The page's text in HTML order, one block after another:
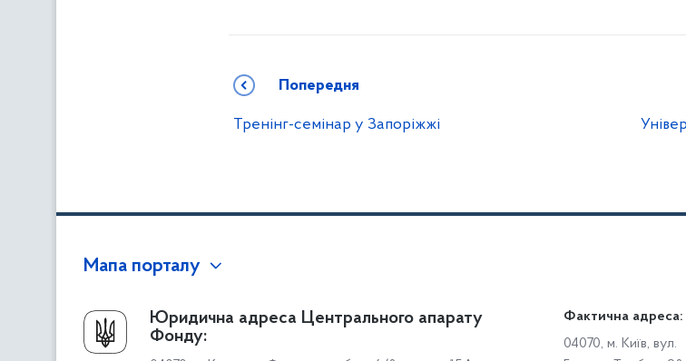
Попередня
Тренінг-семінар у Запоріжжі
Мапа порталу
Про Фонд
Керівництво
Громадянам
Доступ до публічної інформації
Юридична адреса Центрального апарату
Фонду:
Фактична адреса:
04070, м. Київ, вул.